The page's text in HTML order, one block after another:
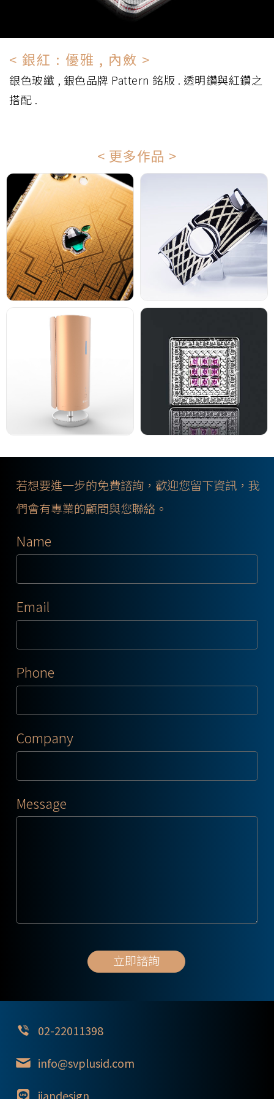
< 銀紅 : 優雅 , 內斂 >
銀色玻纖 , 銀色品牌 Pattern 銘版 . 透明鑽與紅鑽之
搭配 .
< 更多作品 >
若想要進一步的免費諮詢，歡迎您留下資訊，我
們會有專業的顧問與您聯絡。
Name
Email
Phone
Company
Message
02-22011398
info@svplusid.com
iiandesign